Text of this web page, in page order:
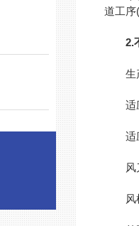
道工序
2.
生产
适应
适应
风刀
风机